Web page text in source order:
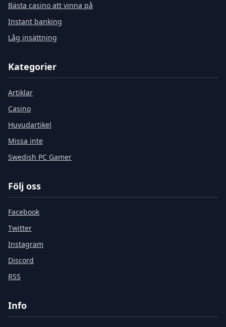
Bästa casino att vinna på
Instant banking
Låg insättning
Kategorier
Artiklar
Casino
Huvudartikel
Missa inte
Swedish PC Gamer
Följ oss
Facebook
Twitter
Instagram
Discord
RSS
Info